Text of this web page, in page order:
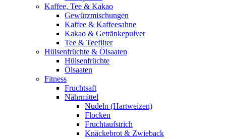
Kaffee, Tee & Kakao
Gewürzmischungen
Kaffee & Kaffeesahne
Kakao & Getränkepulver
Tee & Teefilter
Hülsenfrüchte & Ölsaaten
Hülsenfrüchte
Ölsaaten
Fitness
Fruchtsaft
Nährmittel
Nudeln (Hartweizen)
Flocken
Fruchtaufstrich
Knäckebrot & Zwieback